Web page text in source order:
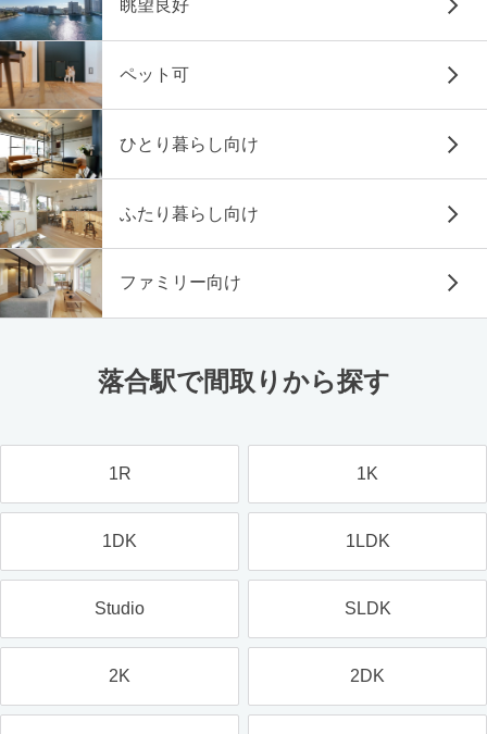
眺望良好
ペット可
ひとり暮らし向け
ふたり暮らし向け
ファミリー向け
落合駅で間取りから探す
1R 1K
1DK 1LDK
Studio SLDK
2K 2DK